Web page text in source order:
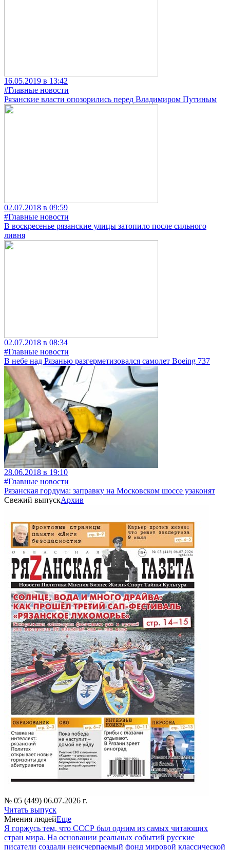
16.05.2019 в 13:42
#Главные новости
Рязанские власти опозорились перед Владимиром Путиным
02.07.2018 в 09:59
#Главные новости
В воскресенье рязанские улицы затопило после сильного
ливня
02.07.2018 в 08:34
#Главные новости
В небе над Рязанью разгерметизовался самолет Boeing 737
28.06.2018 в 19:10
#Главные новости
Рязанская гордума: заправку на Московском шоссе узаконят
Свежий выпускАрхив
№ 05 (449) 06.07.2026 г.
Читать выпуск
Мнения людейЕще
Я горжусь тем, что СССР был одним из самых читающих
стран мира. На основании реальных событий русские
писатели создали неисчерпаемый фонд мировой классической